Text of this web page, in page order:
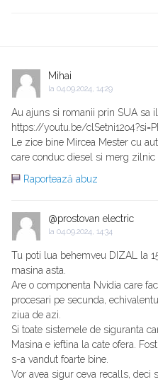
Mihai
la 04.09.2024, 14:29
Au ajuns si romanii prin SUA sa
https://youtu.be/
Le zice bine Mircea Mester cu
care conduc diesel si merg zilnic
Raportează abuz
@prostovan electric
la 04.09.2024, 14:34
Tu poti lua behemveu DIZAL la
masina asta.
Are o componenta Nvidia care
procesari pe secunda,
ziua de azi.
Si toate sistemele de siguranta
Masina e ieftina la cate ofera.
s-a vandut foarte bine.
Vor avea sigur ceva recalls, deci